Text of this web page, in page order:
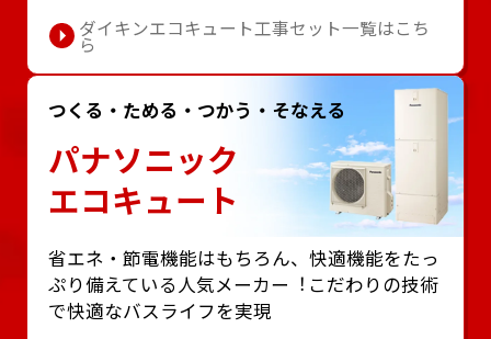
ダイキンエコキュート工事セット一覧はこち
ら
つくる・ためる・つかう・そなえる
パナソニック
エコキュート
省エネ・節電機能はもちろん、快適機能をたっ
ぷり備えている⼈気メーカー︕こだわりの技術
で快適なバスライフを実現